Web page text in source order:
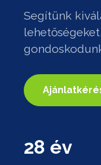
Segítünk
28 év